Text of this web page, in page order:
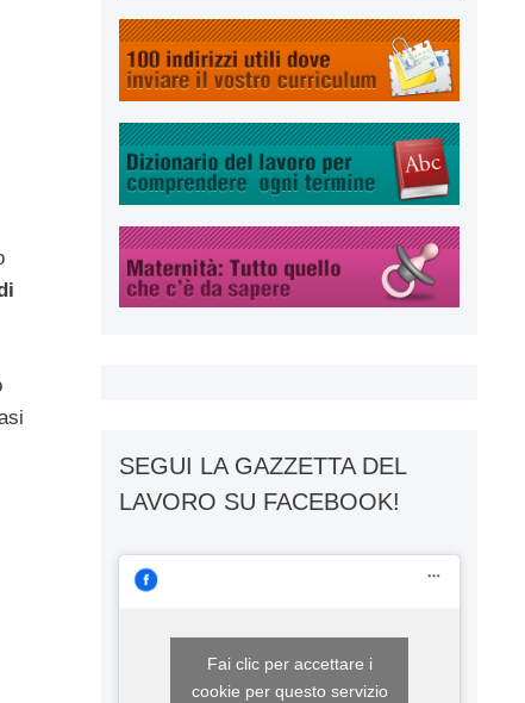
SEGUI LA GAZZETTA DEL
LAVORO SU FACEBOOK!
Fai clic per accettare i
cookie per questo servizio